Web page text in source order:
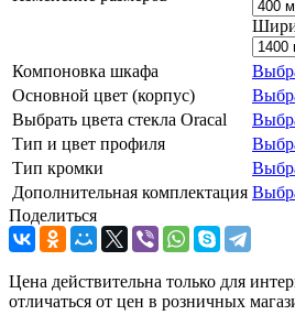
Компоновка шкафа
Основной цвет (корпус)
Выбрать цвета стекла Oracal
Тип и цвет профиля
Тип кромки
Дополнительная комплектация
Поделиться
Цена действительна только для
отличаться от цен в розничных